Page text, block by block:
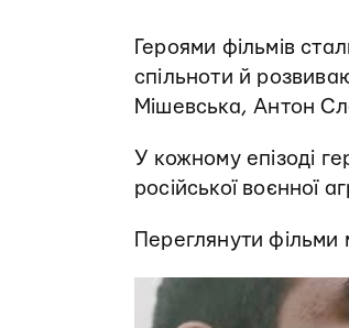
Героями фільмів
спільноти й
Мішевська, Антон
У кожному епізоді
російської воєнної
Переглянути